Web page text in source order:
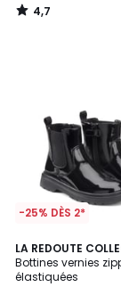
4,7
/
-25% DÈS 2*
LA REDOUTE
Bottines vernies
élastiquées
3,7
/ 5